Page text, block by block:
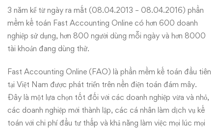
–
Chặng
đường
sau
3
năm
3 năm kể từ ngày ra mắt (08.04.2013 – 08.04.2016) phần
mềm kế toán Fast Accounting Online có hơn 600 doanh
nghiệp sử dụng, hơn 800 người dùng mỗi ngày và hơn 8000
tài khoản đang dùng thử.
Fast Accounting Online (FAO) là phần mềm kế toán đầu tiên
tại Việt Nam được phát triển trên nền điện toán đám mây.
Đây là một lựa chọn tốt đối với các doanh nghiệp vừa và nhỏ,
các doanh nghiệp mới thành lập, các cá nhân làm dịch vụ kế
toán với chi phí đầu tư thấp và khả năng làm việc mọi lúc mọi